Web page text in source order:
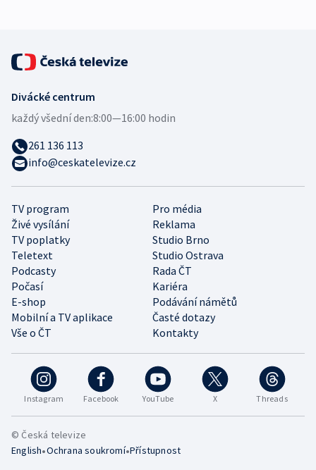
Instagram Facebook YouTube X Threads
TV program
Pro média
Živé vysílání
Reklama
TV poplatky
Studio Brno
Teletext
Studio Ostrava
Podcasty
Rada ČT
Počasí
Kariéra
E-shop
Podávání námětů
Mobilní a TV aplikace
Časté dotazy
Vše o ČT
Kontakty
Divácké centrum
každý všední den:8:00—16:00 hodin
261 136 113
info@ceskatelevize.cz
© Česká televize
English•Ochrana soukromí•Přístupnost